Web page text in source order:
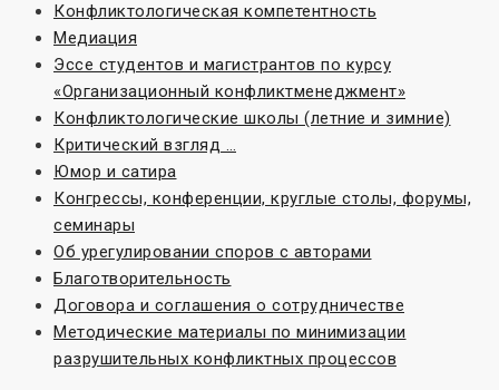
Конфликтологическая компетентность
Медиация
Эссе студентов и магистрантов по курсу
«Организационный конфликтменеджмент»
Конфликтологические школы (летние и зимние)
Критический взгляд …
Юмор и сатира
Конгрессы, конференции, круглые столы, форумы,
семинары
Об урегулировании споров с авторами
Благотворительность
Договора и соглашения о сотрудничестве
Методические материалы по минимизации
разрушительных конфликтных процессов